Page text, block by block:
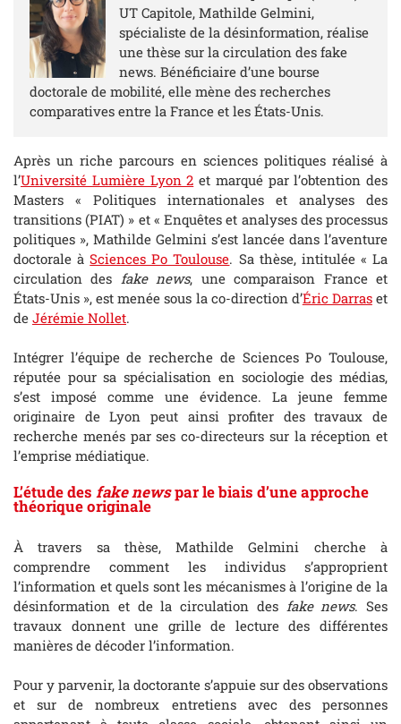
UT Capitole, Mathilde Gelmini,
spécialiste de la désinformation, réalise
une thèse sur la circulation des fake
news. Bénéficiaire d’une bourse
doctorale de mobilité, elle mène des recherches
comparatives entre la France et les États-Unis.
Après un riche parcours en sciences politiques réalisé à
l’Université Lumière Lyon 2 et marqué par l’obtention des
Masters « Politiques internationales et analyses des
transitions (PIAT) » et « Enquêtes et analyses des processus
politiques », Mathilde Gelmini s’est lancée dans l’aventure
doctorale àSciences Po Toulouse. Sa thèse, intitulée « La
circulation des fake news, une comparaison France et
États-Unis », est menée sous la co-direction d’Éric Darraset
de Jérémie Nollet.
Intégrer l’équipe de recherche de Sciences Po Toulouse,
réputée pour sa spécialisation en sociologie des médias,
s’est imposé comme une évidence. La jeune femme
originaire de Lyon peut ainsi profiter des travaux de
recherche menés par ses co-directeurs sur la réception et
l’emprise médiatique.
L’étude des fake newspar le biais d’une approche
théorique originale
À travers sa thèse, Mathilde Gelmini cherche à
comprendre comment les individus s’approprient
l’information et quels sont les mécanismes à l’origine de la
désinformation et de la circulation des fake news. Ses
travaux donnent une grille de lecture des différentes
manières de décoder l’information.
Pour y parvenir, la doctorante s’appuie sur des observations
et sur de nombreux entretiens avec des personnes